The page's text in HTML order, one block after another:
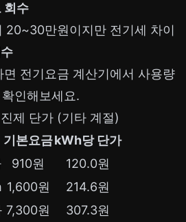
회수
20~30만원이지만 전기세 차이
면 전기요금 계산기에서 사용량
인해보세요.
제 단가 (기타 계절)
기본요금kWh당 단가
910원
120.0원
1,600원
214.6원
7,300원
307.3원